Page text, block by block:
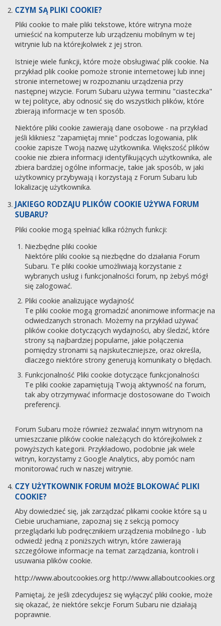
CZYM SĄ PLIKI COOKIE?
Pliki cookie to małe pliki tekstowe, które witryna może
umieścić na komputerze lub urządzeniu mobilnym w tej
witrynie lub na którejkolwiek z jej stron.
Istnieje wiele funkcji, które może obsługiwać plik cookie. Na
przykład plik cookie pomoże stronie internetowej lub innej
stronie internetowej w rozpoznaniu urządzenia przy
następnej wizycie. Forum Subaru używa terminu "ciasteczka"
w tej polityce, aby odnosić się do wszystkich plików, które
zbierają informacje w ten sposób.
Niektóre pliki cookie zawierają dane osobowe - na przykład
jeśli klikniesz "zapamiętaj mnie" podczas logowania, plik
cookie zapisze Twoją nazwę użytkownika. Większość plików
cookie nie zbiera informacji identyfikujących użytkownika, ale
zbiera bardziej ogólne informacje, takie jak sposób, w jaki
użytkownicy przybywają i korzystają z Forum Subaru lub
lokalizację użytkownika.
JAKIEGO RODZAJU PLIKÓW COOKIE UŻYWA FORUM
SUBARU?
Pliki cookie mogą spełniać kilka różnych funkcji:
Niezbędne pliki cookie
Niektóre pliki cookie są niezbędne do działania Forum
Subaru. Te pliki cookie umożliwiają korzystanie z
wybranych usług i funkcjonalności forum, np żebyś mógł
się zalogować.
Pliki cookie analizujące wydajność
Te pliki cookie mogą gromadzić anonimowe informacje na
odwiedzanych stronach. Możemy na przykład używać
plików cookie dotyczących wydajności, aby śledzić, które
strony są najbardziej popularne, jakie połączenia
pomiędzy stronami są najskuteczniejsze, oraz określa,
dlaczego niektóre strony generują komunikaty o błędach.
Funkcjonalność Pliki cookie dotyczące funkcjonalności
Te pliki cookie zapamiętują Twoją aktywność na forum,
tak aby otrzymywać informacje dostosowane do Twoich
preferencji.
Forum Subaru może również zezwalać innym witrynom na
umieszczanie plików cookie należących do którejkolwiek z
powyższych kategorii. Przykładowo, podobnie jak wiele
witryn, korzystamy z Google Analytics, aby pomóc nam
monitorować ruch w naszej witrynie.
CZY UŻYTKOWNIK FORUM MOŻE BLOKOWAĆ PLIKI
COOKIE?
Aby dowiedzieć się, jak zarządzać plikami cookie które są u
Ciebie uruchamiane, zapoznaj się z sekcją pomocy
przeglądarki lub podręcznikiem urządzenia mobilnego - lub
odwiedź jedną z poniższych witryn, które zawierają
szczegółowe informacje na temat zarządzania, kontroli i
usuwania plików cookie.
http://www.aboutcookies.org http://www.allaboutcookies.org
Pamiętaj, że jeśli zdecydujesz się wyłączyć pliki cookie, może
się okazać, że niektóre sekcje Forum Subaru nie działają
poprawnie.